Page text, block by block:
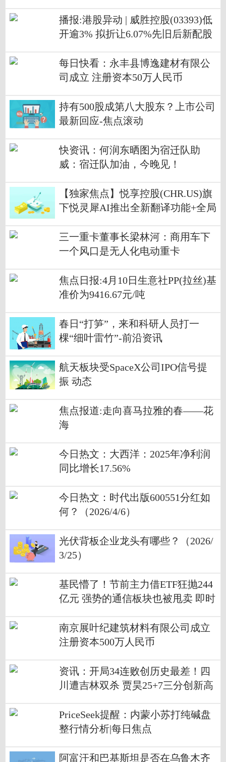
播报:港股异动 | 威胜控股(03393)低
开逾3% 拟折让6.07%先旧后新配股
每日快看：永丰县博逸建材有限公
司成立 注册资本50万人民币
持有500股成第八大股东？上市公司
最新回应-焦点滚动
快资讯：何润东晒图为宿迁队助
威：宿迁队加油，今晚见！
【独家焦点】悦享控股(CHR.US)旗
下悦灵犀AI推出全新翻译功能+全局
三一重卡董事长梁林河：商用车下
一个风口是无人化电动重卡
焦点日报:4月10日生意社PP(拉丝)基
准价为9416.67元/吨
春日“打笋”，来和科研人员打一
棵“细叶雷竹”-前沿资讯
航天板块受SpaceX公司IPO信号提
振 动态
焦点报道:走向喜马拉雅的春——花
海
今日热文：大西洋：2025年净利润
同比增长17.56%
今日热文：时代出版600551分红如
何？（2026/4/6）
光伏背板企业龙头有哪些？（2026/
3/25）
基民懵了！节前主力借ETF狂抛244
亿元 强势的通信板块也被甩卖 即时
南京展叶纪建筑材料有限公司成立
注册资本500万人民币
资讯：开局34连败创历史最差！四
川遭吉林双杀 贾昊25+7三分创新高
PriceSeek提醒：内蒙小苏打纯碱盘
整行情分析|每日焦点
阿富汗和巴基斯坦是否在乌鲁木齐